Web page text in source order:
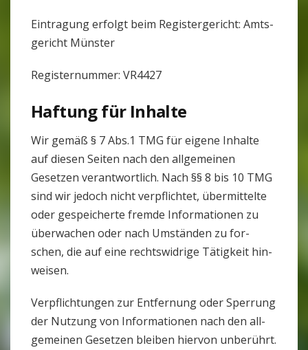
Ein­tra­gung erfolgt beim Regis­ter­ge­richt: Amts­
ge­richt Münster
Regis­ter­nummer: VR4427
Haf­tung für Inhalte
Wir gemäß § 7 Abs.1 TMG für eigene Inhalte
auf diesen Seiten nach den all­ge­meinen
Gesetzen ver­ant­wort­lich. Nach §§ 8 bis 10 TMG
sind wir jedoch nicht ver­pflichtet, über­mit­telte
oder gespei­cherte fremde Infor­ma­tionen zu
über­wa­chen oder nach Umständen zu for­
schen, die auf eine rechts­wid­rige Tätig­keit hin­
weisen.
Ver­pflich­tungen zur Ent­fer­nung oder Sper­rung
der Nut­zung von Infor­ma­tionen nach den all­
ge­meinen Gesetzen bleiben hiervon unbe­rührt.